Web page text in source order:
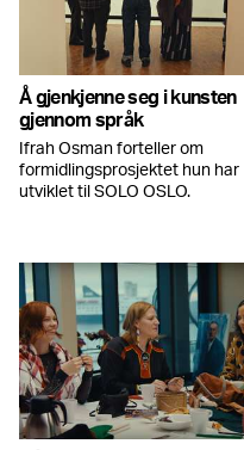
Å gjenkjenne seg i kunsten
gjennom språk
Ifrah Osman forteller om
formidlingsprosjektet hun har
utviklet til SOLO OSLO.